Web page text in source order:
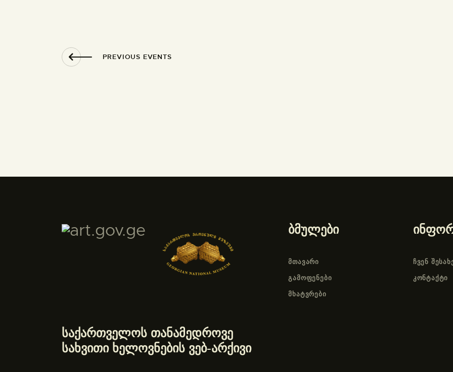
PREVIOUS EVENTS
საქართველოს თანამედროვე
სახვითი ხელოვნების ვებ-არქივი
ბმულები
ᲛᲗᲐᲕᲐᲠᲘ
ᲒᲐᲛᲝᲤᲔᲜᲔᲑᲘ
ᲛᲮᲐᲢᲕᲠᲔᲑᲘ
ᲩᲕᲔᲜ
ᲙᲝᲜᲢᲐᲥᲢᲘ